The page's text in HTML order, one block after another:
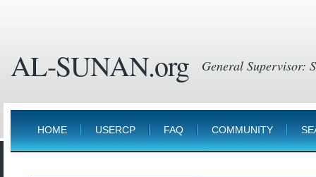
AL-SUNAN.org
HOME USERCP FAQ COMMUNITY